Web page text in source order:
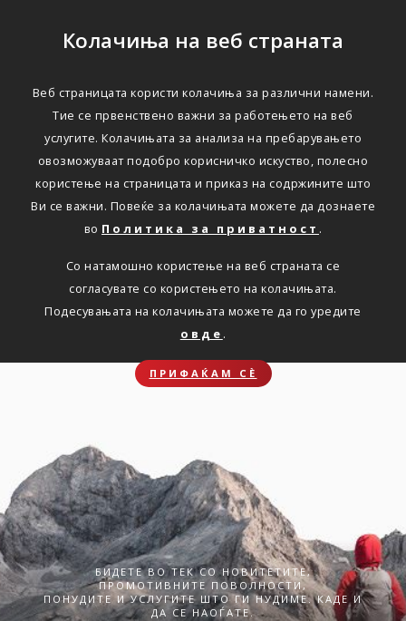
Колачиња на веб страната
Веб страницата користи колачиња за различни намени.
Тие се првенствено важни за работењето на веб
услугите. Колачињата за анализа на пребарувањето
овозможуваат подобро корисничко искуство, полесно
користење на страницата и приказ на содржините што
Ви се важни. Повеќе за колачињата можете да дознаете
во Политика за приватност .
Со натамошно користење на веб страната се
согласувате со користењето на колачињата.
Подесувањата на колачињата можете да го уредите
овде .
ПРИФАЌАМ СЀ
Opozorilo
Nobene najdene vsebine za: ‭triglav.mk/index/vesti/vest/press-
02.06.2025‭
Opozorilo
Nobene najdene vsebine za: ‭triglav.mk/index/vesti/vest/press-
БИДЕТЕ ВО ТЕК СО НОВИТЕТИТЕ,
ПРОМОТИВНИТЕ ПОВОЛНОСТИ,
ПОНУДИТЕ И УСЛУГИТЕ ШТО ГИ НУДИМЕ. КАДЕ И
ДА СЕ НАОЃАТЕ.